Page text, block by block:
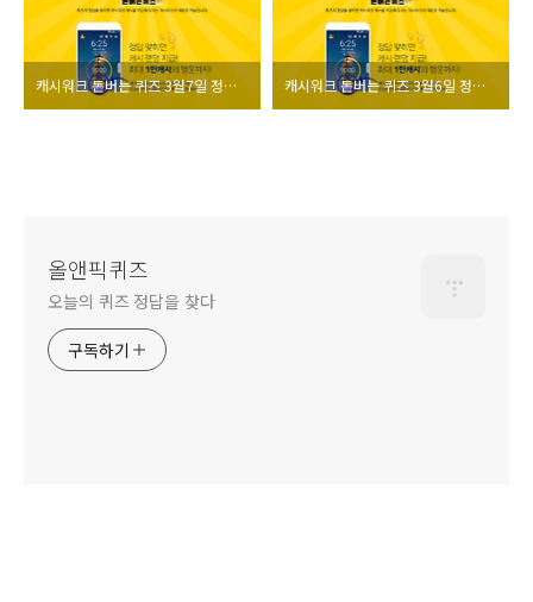
캐시워크 돈버는 퀴즈 3월7일 정답 모음 캐시워크 돈버는 퀴즈 3월6일 정답 모음
올앤픽퀴즈
오늘의 퀴즈 정답을 찾다
구독하기